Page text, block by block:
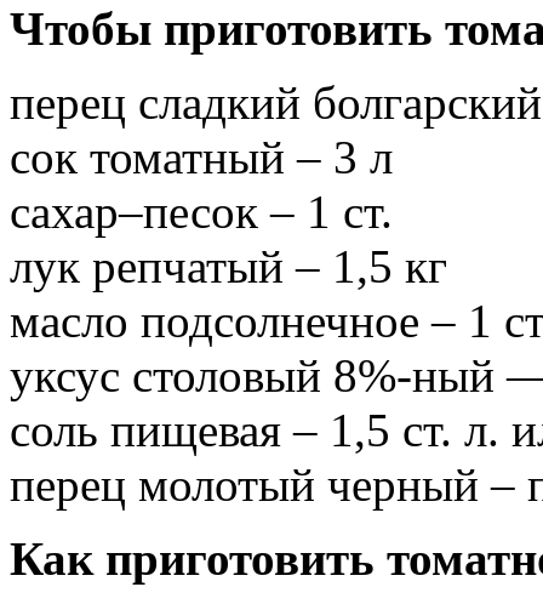
Чтобы приготовить
перец сладкий
сок томатный – 3 л
сахар–песок – 1 ст.
лук репчатый – 1,5 кг
масло подсолнечное – 1
уксус столовый 8%-ный
соль пищевая – 1,5 ст. л.
перец молотый черный –
Как приготовить